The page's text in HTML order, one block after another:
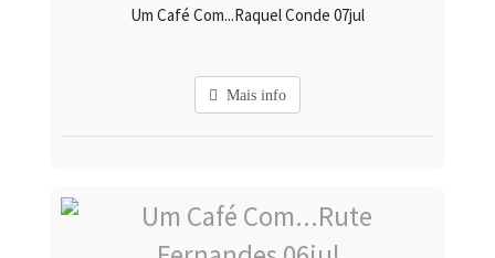
Um Café Com...Raquel Conde 07jul
Mais info